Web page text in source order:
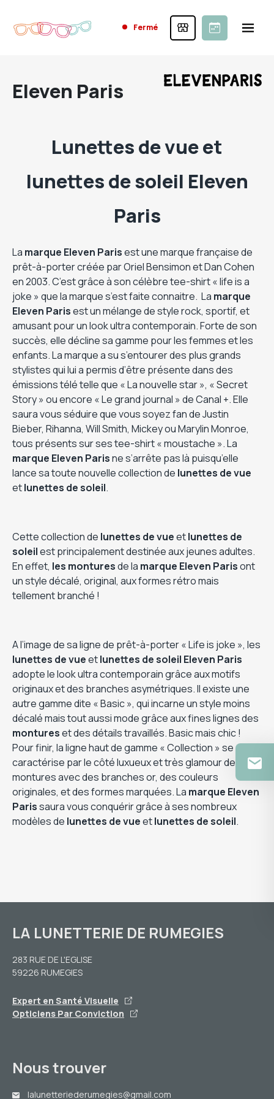
Fermé
Eleven Paris
Lunettes de vue et
lunettes de soleil Eleven
Paris
La marque Eleven Parisest une marque française de
prêt-à-porter créée par Oriel Bensimon et Dan Cohen
en 2003. C’est grâce à son célèbre tee-shirt « life is a
joke » que la marque s’est faite connaitre. La marque
Eleven Parisest un mélange de style rock, sportif, et
amusant pour un look ultra contemporain. Forte de son
succès, elle décline sa gamme pour les femmes et les
enfants. La marque a su s’entourer des plus grands
stylistes qui lui a permis d’être présente dans des
émissions télé telle que « La nouvelle star », « Secret
Story » ou encore « Le grand journal » de Canal +. Elle
saura vous séduire que vous soyez fan de Justin
Bieber, Rihanna, Will Smith, Mickey ou Marylin Monroe,
tous présents sur ses tee-shirt « moustache ». La
marque Eleven Parisne s’arrête pas là puisqu’elle
lance sa toute nouvelle collection de lunettes de vue
etlunettes de soleil.
Cette collection de lunettes de vueetlunettes de
soleilest principalement destinée aux jeunes adultes.
En effet, les monturesde la marque Eleven Parisont
un style décalé, original, aux formes rétro mais
tellement branché !
A l’image de sa ligne de prêt-à-porter « Life is joke », les
lunettes de vueetlunettes de soleil Eleven Paris
adopte le look ultra contemporain grâce aux motifs
originaux et des branches asymétriques. Il existe une
autre gamme dite « Basic », qui incarne un style moins
décalé mais tout aussi mode grâce aux fines lignes des
montureset des détails travaillés. Basic mais chic !
Pour finir, la ligne haut de gamme « Collection » se
caractérise par le côté luxueux et très glamour des
montures avec des branches or, des couleurs
originales, et des formes marquées. La marque Eleven
Parissaura vous conquérir grâce à ses nombreux
modèles de lunettes de vueetlunettes de soleil.
LA LUNETTERIE DE RUMEGIES
283 RUE DE L'EGLISE
59226 RUMEGIES
Expert en Santé Visuelle
Opticiens Par Conviction
Nous trouver
lalunetteriederumegies@gmail.com